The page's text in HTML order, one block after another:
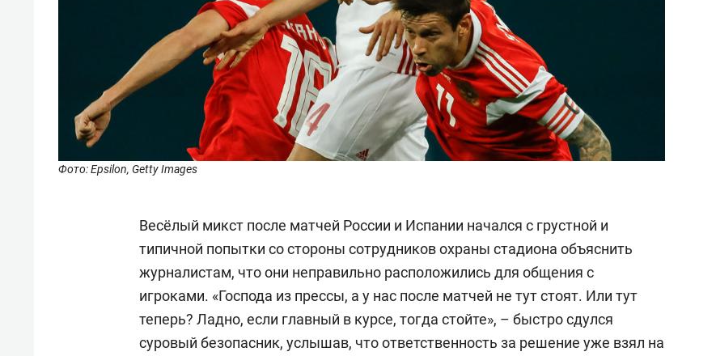
Фото: Epsilon, Getty Images
Весёлый микст после матчей России и Испании начался с грустной и
типичной попытки со стороны сотрудников охраны стадиона объяснить
журналистам, что они неправильно расположились для общения с
игроками. «Господа из прессы, а у нас после матчей не тут стоят. Или тут
теперь? Ладно, если главный в курсе, тогда стойте», – быстро сдулся
суровый безопасник, услышав, что ответственность за решение уже взял на